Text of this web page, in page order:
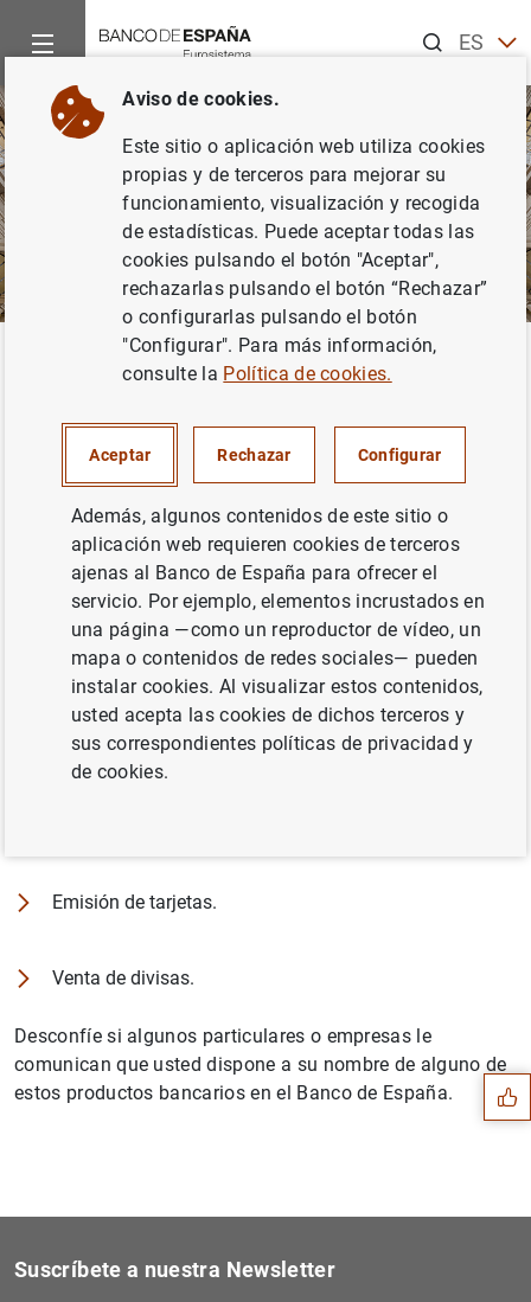
ESEN
Punto de Información El Banco de España no opera
con particulares
El Banco de España no es una entidad bancaria
comercial, por lo que no ofrece servicios bancarios a
particulares, tales como:
Apertura de cuentas corrientes o de ahorro.
Constitución de depósitos.
Emisión de tarjetas.
Venta de divisas.
Desconfíe si algunos particulares o empresas le
comunican que usted dispone a su nombre de alguno de
estos productos bancarios en el Banco de España.
Sugerencias
Suscríbete a nuestra Newsletter
Aviso de cookies.
Este sitio o aplicación web utiliza cookies
propias y de terceros para mejorar su
funcionamiento, visualización y recogida
de estadísticas. Puede aceptar todas las
cookies pulsando el botón "Aceptar",
rechazarlas pulsando el botón “Rechazar”
o configurarlas pulsando el botón
"Configurar". Para más información,
consulte la Política de cookies.
Aceptar Rechazar Configurar
Además, algunos contenidos de este sitio o
aplicación web requieren cookies de terceros
ajenas al Banco de España para ofrecer el
servicio. Por ejemplo, elementos incrustados en
una página —como un reproductor de vídeo, un
mapa o contenidos de redes sociales— pueden
instalar cookies. Al visualizar estos contenidos,
usted acepta las cookies de dichos terceros y
sus correspondientes políticas de privacidad y
de cookies.